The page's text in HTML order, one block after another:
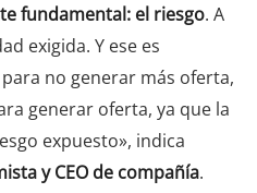
fundamental: el riesgo. A
exigida. Y ese es
no generar más oferta,
generar oferta, ya que la
expuesto», indica
y CEO de compañía.